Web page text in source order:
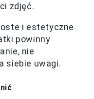
zdjęć.
i estetyczne
powinny
nie
siebie uwagi.